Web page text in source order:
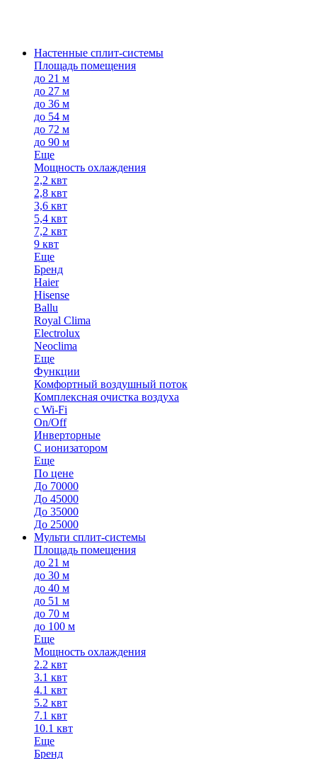
Настенные сплит-системы
Площадь помещения
до 21 м
до 27 м
до 36 м
до 54 м
до 72 м
до 90 м
Еще
Мощность охлаждения
2,2 квт
2,8 квт
3,6 квт
5,4 квт
7,2 квт
9 квт
Еще
Бренд
Haier
Hisense
Ballu
Royal Clima
Electrolux
Neoclima
Еще
Функции
Комфортный воздушный поток
Комплексная очистка воздуха
с Wi-Fi
On/Off
Инверторные
С ионизатором
Еще
По цене
До 70000
До 45000
До 35000
До 25000
Мульти сплит-системы
Площадь помещения
до 21 м
до 30 м
до 40 м
до 51 м
до 70 м
до 100 м
Еще
Мощность охлаждения
2.2 квт
3.1 квт
4.1 квт
5.2 квт
7.1 квт
10.1 квт
Еще
Бренд